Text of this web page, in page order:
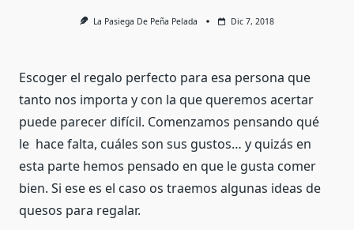
La Pasiega De Peña Pelada Dic 7, 2018
Escoger el regalo perfecto para esa persona que
tanto nos importa y con la que queremos acertar
puede parecer difícil. Comenzamos pensando qué
le hace falta, cuáles son sus gustos… y quizás en
esta parte hemos pensado en que le gusta comer
bien. Si ese es el caso os traemos algunas ideas de
quesos para regalar.